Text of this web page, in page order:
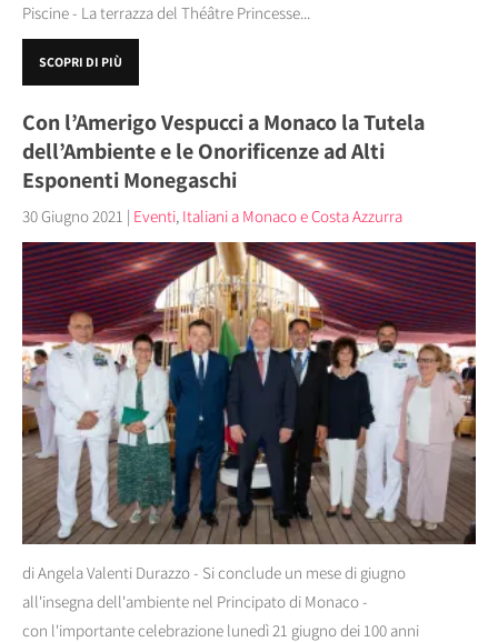
Piscine - La terrazza del Théâtre Princesse...
SCOPRI DI PIÙ
Con l’Amerigo Vespucci a Monaco la Tutela
dell’Ambiente e le Onorificenze ad Alti
Esponenti Monegaschi
30 Giugno 2021 | Eventi, Italiani a Monaco e Costa Azzurra
di Angela Valenti Durazzo - Si conclude un mese di giugno
all'insegna dell'ambiente nel Principato di Monaco -
con l'importante celebrazione lunedì 21 giugno dei 100 anni